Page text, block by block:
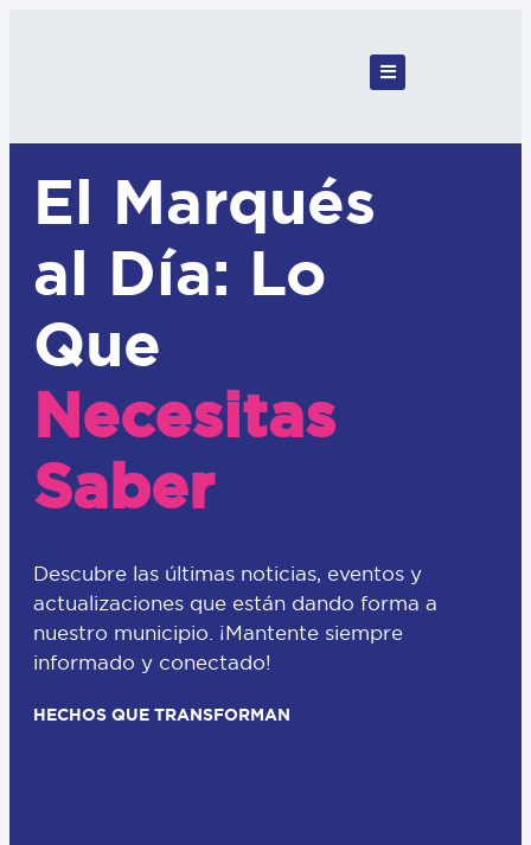
El Marqués
al Día: Lo
Que
Necesitas
Saber
Descubre las últimas noticias, eventos y
actualizaciones que están dando forma a
nuestro municipio. ¡Mantente siempre
informado y conectado!
HECHOS QUE TRANSFORMAN